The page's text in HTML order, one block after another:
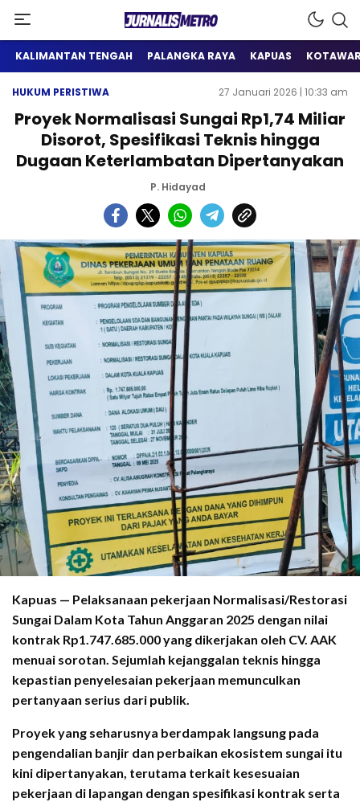
Jurnalis Metro
Satu Wadah Informasi
KALIMANTAN TENGAH PALANGKA RAYA KAPUAS
HUKUM PERISTIWA 27 Januari 2026 | 10:33 am
Proyek Normalisasi Sungai Rp1,74 Miliar
Disorot, Spesifikasi Teknis hingga
Dugaan Keterlambatan Dipertanyakan
P. Hidayad
Kapuas — Pelaksanaan pekerjaan Normalisasi/Restorasi
Sungai Dalam Kota Tahun Anggaran 2025 dengan nilai
kontrak Rp1.747.685.000 yang dikerjakan oleh CV. AAK
menuai sorotan. Sejumlah kejanggalan teknis hingga
kepastian penyelesaian pekerjaan memunculkan
pertanyaan serius dari publik.
Proyek yang seharusnya berdampak langsung pada
pengendalian banjir dan perbaikan ekosistem sungai itu
kini dipertanyakan, terutama terkait kesesuaian
pekerjaan di lapangan dengan spesifikasi kontrak serta